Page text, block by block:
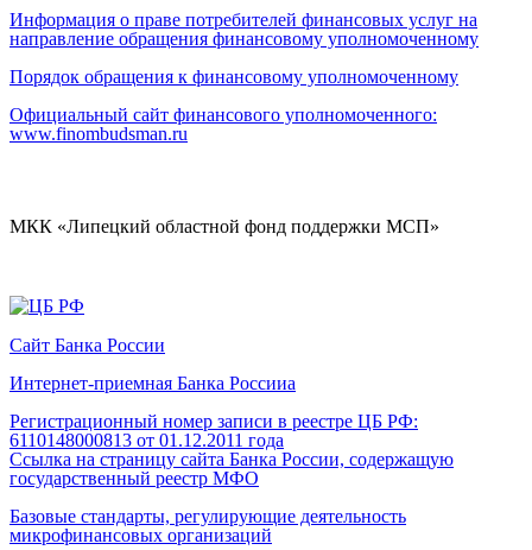
Информация о праве потребителей финансовых услуг на
направление обращения финансовому уполномоченному
Порядок обращения к финансовому уполномоченному
Официальный сайт финансового уполномоченного:
www.finombudsman.ru
МКК «Липецкий областной фонд поддержки МСП»
Сайт Банка России
Интернет-приемная Банка Россииа
Регистрационный номер записи в реестре ЦБ РФ:
6110148000813 от 01.12.2011 года
Ссылка на страницу сайта Банка России, содержащую
государственный реестр МФО
Базовые стандарты, регулирующие деятельность
микрофинансовых организаций